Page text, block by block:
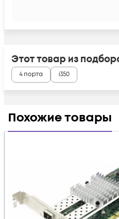
Этот товар из
4 порта i350
Похожие товары